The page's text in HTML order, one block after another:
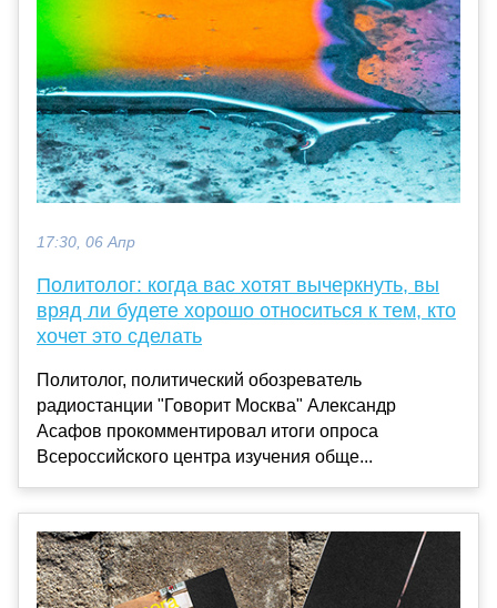
17:30, 06 Апр
Политолог: когда вас хотят вычеркнуть, вы
вряд ли будете хорошо относиться к тем, кто
хочет это сделать
Политолог, политический обозреватель
радиостанции "Говорит Москва" Александр
Асафов прокомментировал итоги опроса
Всероссийского центра изучения обще...